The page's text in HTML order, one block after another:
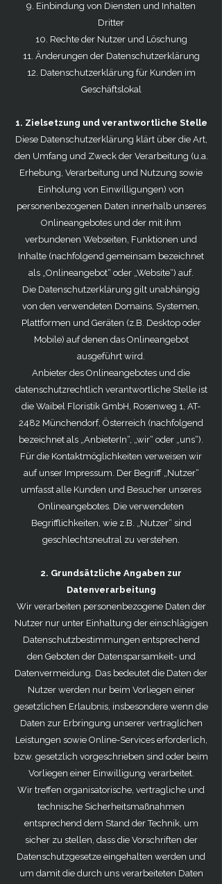
9. Einbindung von Diensten und Inhalten
Dritter
10. Rechte der Nutzer und Löschung
11. Änderungen der Datenschutzerklärung
12. Datenschutzerklärung für Kunden im
Geschäftslokal
1. Zielsetzung und verantwortliche Stelle
Diese Datenschutzerklärung klärt über die Art,
den Umfang und Zweck der Verarbeitung (u.a.
Erhebung, Verarbeitung und Nutzung sowie
Einholung von Einwilligungen) von
personenbezogenen Daten innerhalb unseres
Onlineangebotes und der mit ihm
verbundenen Webseiten, Funktionen und
Inhalte (nachfolgend gemeinsam bezeichnet
als „Onlineangebot“ oder „Website“) auf.
Die Datenschutzerklärung gilt unabhängig
von den verwendeten Domains, Systemen,
Plattformen und Geräten (z.B. Desktop oder
Mobile) auf denen das Onlineangebot
ausgeführt wird.
Anbieter des Onlineangebotes und die
datenschutzrechtlich verantwortliche Stelle ist
die Waibel Floristik GmbH, Rosenweg 1, AT-
2482 Münchendorf, Österreich (nachfolgend
bezeichnet als „AnbieterIn“, „wir“ oder „uns“).
Für die Kontaktmöglichkeiten verweisen wir
auf unser Impressum. Der Begriff „Nutzer“
umfasst alle Kunden und Besucher unseres
Onlineangebotes. Die verwendeten
Begrifflichkeiten, wie z.B. „Nutzer“ sind
geschlechtsneutral zu verstehen.
2. Grundsätzliche Angaben zur
Datenverarbeitung
Wir verarbeiten personenbezogene Daten der
Nutzer nur unter Einhaltung der einschlägigen
Datenschutzbestimmungen entsprechend
den Geboten der Datensparsamkeit- und
Datenvermeidung. Das bedeutet die Daten der
Nutzer werden nur beim Vorliegen einer
gesetzlichen Erlaubnis, insbesondere wenn die
Daten zur Erbringung unserer vertraglichen
Leistungen sowie Online-Services erforderlich,
bzw. gesetzlich vorgeschrieben sind oder beim
Vorliegen einer Einwilligung verarbeitet.
Wir treffen organisatorische, vertragliche und
technische Sicherheitsmaßnahmen
entsprechend dem Stand der Technik, um
sicher zu stellen, dass die Vorschriften der
Datenschutzgesetze eingehalten werden und
um damit die durch uns verarbeiteten Daten